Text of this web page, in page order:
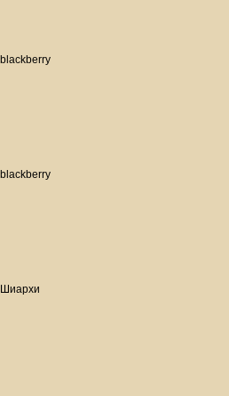
blackberry
blackberry
Шиархи